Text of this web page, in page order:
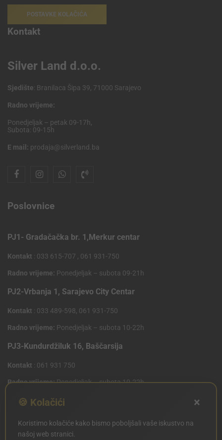
POSTAVKE KOLAČIĆA
Kontakt
Silver Land d.o.o.
Sjedište: Branilaca Šipa 39, 71000 Sarajevo
Radno vrijeme:
Ponedjeljak – petak 09-17h,
Subota: 09-15h
E mail: prodaja@silverland.ba
Poslovnice
PJ1- Gradačačka br. 1,Merkur centar
Kontakt : 033 615-707 , 061 931-750
Radno vrijeme: Ponedjeljak – subota 09-21h
PJ2-Vrbanja 1, Sarajevo City Centar
Kontakt : 033 489-598, 061 931-750
Radno vrijeme: Ponedjeljak – subota 10-22h
PJ3-Kundurdžiluk 16, Baščarsija
Kontakt : 061 931 750
Radno vrijeme:Ponedjeljak – subota 10-22h
PJ4 West Gate,Mostarsko raskrsce 10 (Penny Plus
Kontakt: 061 931 750
🍪 Kolačići ×
Koristimo kolačiće kako bismo poboljšali vaše iskustvo na
našoj web stranici.